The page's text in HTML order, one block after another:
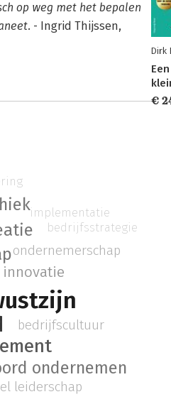
op weg met het bepalen
- Ingrid Thijssen,
ondernemen
innovatie
ondernemerschap
leiderschap
bedrijfscultuur
implementatie
bedrijfsstrategie
Dirk
€